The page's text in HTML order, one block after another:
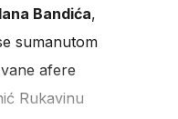
Bandića,
sumanutom
afere
Rukavinu